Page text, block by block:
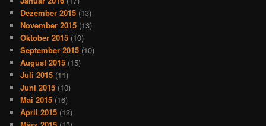
Dezember 2015 (13)
November 2015 (13)
Oktober 2015 (10)
September 2015 (10)
August 2015 (15)
Juli 2015 (11)
Juni 2015 (10)
Mai 2015 (16)
April 2015 (12)